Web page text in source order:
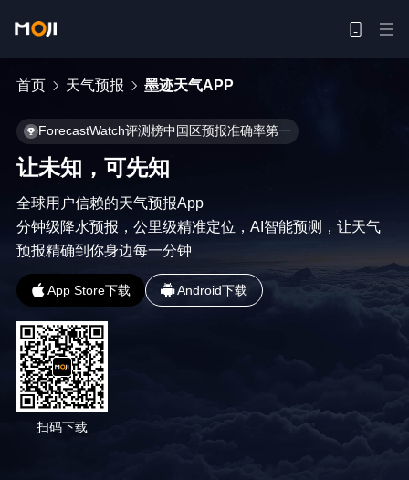
首页 天气预报 墨迹天气APP
ForecastWatch评测榜中国区预报准确率第一
让未知，可先知
全球用户信赖的天气预报App
分钟级降水预报，公里级精准定位，AI智能预测，让天气
预报精确到你身边每一分钟
App Store下载 Android下载
扫码下载